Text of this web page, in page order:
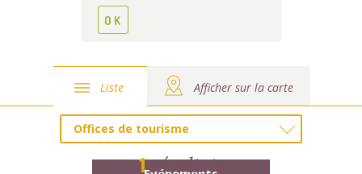
Liste Afficher sur la carte
Offices de tourisme
1résultats